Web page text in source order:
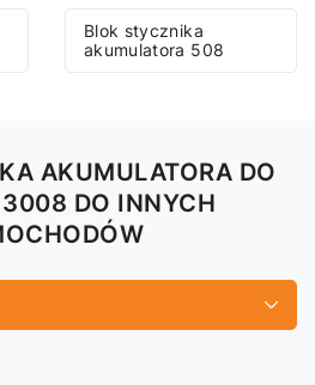
Blok stycznika
akumulatora 508
AKUMULATORA DO
3008 DO INNYCH